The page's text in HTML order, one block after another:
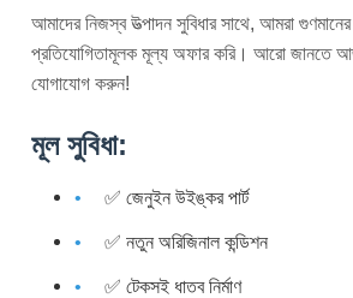
আমাদের নিজস্ব উত্পাদন সুবিধার সাথে, আমরা
প্রতিযোগিতামূলক মূল্য অফার করি। আরো জানতে
যোগাযোগ করুন!
মূল সুবিধা:
✅ জেনুইন উইঙ্কর পার্ট
✅ নতুন অরিজিনাল কন্ডিশন
✅ টেকসই ধাতব নির্মাণ